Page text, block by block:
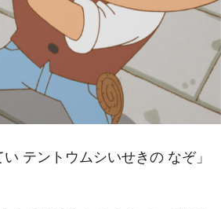
テントウムシいせきの なぞ」